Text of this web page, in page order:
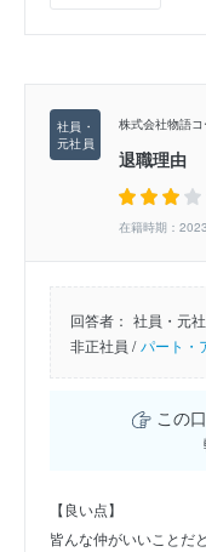
株式会社物語
退職理由
在籍時期：
回答者： 社員・元
非正社員 / パート・
この
【良い点】
皆んな仲がいいことだ